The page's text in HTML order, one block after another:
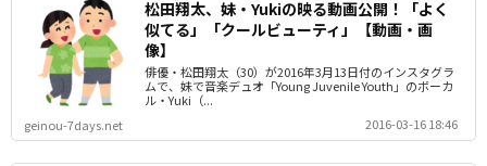
松田翔太、妹・Yukiの映る動画公開！「よく
似てる」「クールビューティ」【動画・画
像】
俳優・松田翔太（30）が2016年3月13日付のインスタグラ
ムで、妹で音楽デュオ「Young Juvenile Youth」のボーカ
ル・Yuki（...
geinou-7days.net
2016-03-16 18:46